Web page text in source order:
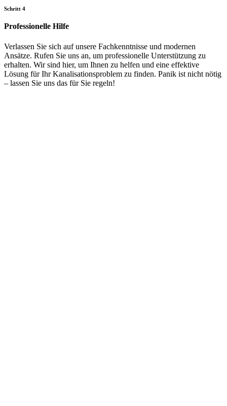
Schritt 4
Professionelle Hilfe
Verlassen Sie sich auf unsere Fachkenntnisse und modernen
Ansätze. Rufen Sie uns an, um professionelle Unterstützung zu
erhalten. Wir sind hier, um Ihnen zu helfen und eine effektive
Lösung für Ihr Kanalisationsproblem zu finden. Panik ist nicht nötig
– lassen Sie uns das für Sie regeln!